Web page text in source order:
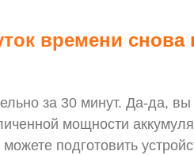
времени снова
за 30 минут. Да-да, вы
мощности
подготовить